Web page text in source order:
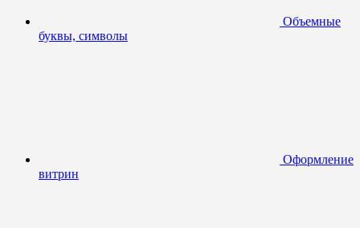
Объемные
буквы, символы
Оформление
витрин